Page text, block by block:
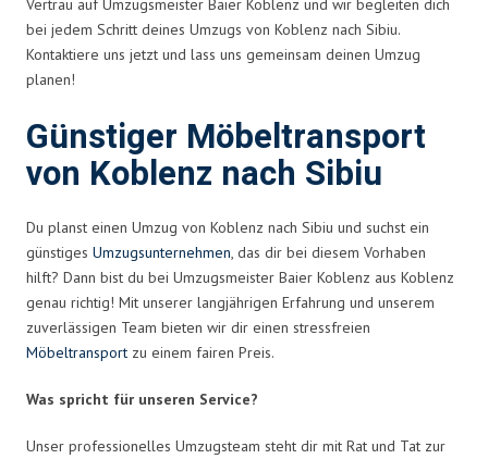
Vertrau auf Umzugsmeister Baier Koblenz und wir begleiten dich
bei jedem Schritt deines Umzugs von Koblenz nach Sibiu.
Kontaktiere uns jetzt und lass uns gemeinsam deinen Umzug
planen!
Günstiger Möbeltransport
von Koblenz nach Sibiu
Du planst einen Umzug von Koblenz nach Sibiu und suchst ein
günstiges Umzugsunternehmen, das dir bei diesem Vorhaben
hilft? Dann bist du bei Umzugsmeister Baier Koblenz aus Koblenz
genau richtig! Mit unserer langjährigen Erfahrung und unserem
zuverlässigen Team bieten wir dir einen stressfreien
Möbeltransport zu einem fairen Preis.
Was spricht für unseren Service?
Unser professionelles Umzugsteam steht dir mit Rat und Tat zur